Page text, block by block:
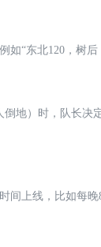
如“东北120，树后
倒地）时，队长决
间上线，比如每